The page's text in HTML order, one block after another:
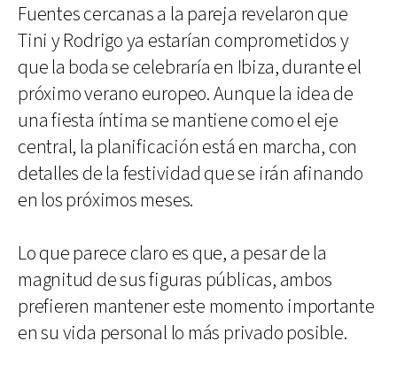
Fuentes cercanas a la pareja revelaron que
Tini y Rodrigo ya estarían comprometidos y
que la boda se celebraría en Ibiza, durante el
próximo verano europeo. Aunque la idea de
una fiesta íntima se mantiene como el eje
central, la planificación está en marcha, con
detalles de la festividad que se irán afinando
en los próximos meses.
Lo que parece claro es que, a pesar de la
magnitud de sus figuras públicas, ambos
prefieren mantener este momento importante
en su vida personal lo más privado posible.